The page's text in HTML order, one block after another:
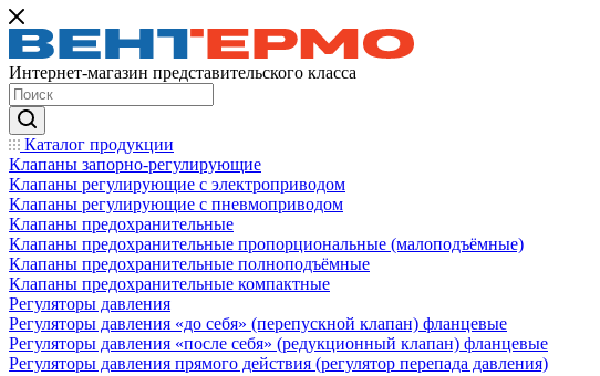
Интернет-магазин представительского класса
Каталог продукции
Клапаны запорно-регулирующие
Клапаны регулирующие с электроприводом
Клапаны регулирующие с пневмоприводом
Клапаны предохранительные
Клапаны предохранительные пропорциональные (малоподъёмные)
Клапаны предохранительные полноподъёмные
Клапаны предохранительные компактные
Регуляторы давления
Регуляторы давления «до себя» (перепускной клапан) фланцевые
Регуляторы давления «после себя» (редукционный клапан) фланцевые
Регуляторы давления прямого действия (регулятор перепада давления)